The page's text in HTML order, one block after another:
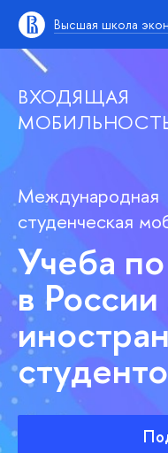
Высшая школа
ВХОДЯЩАЯ
Международная
студенческая
Учеба
в